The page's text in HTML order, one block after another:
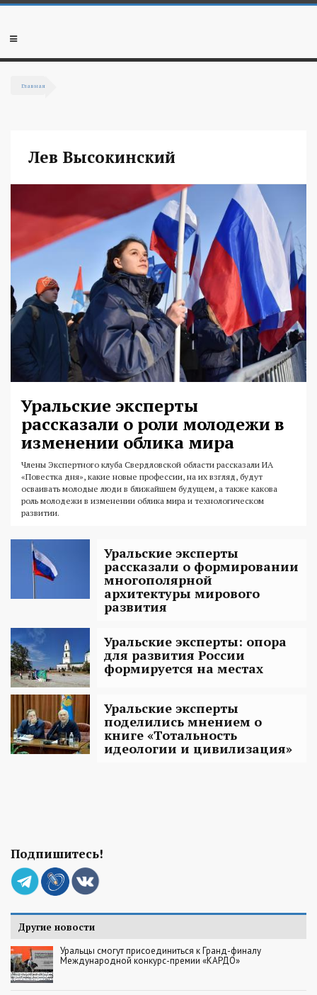
Перейти к основному содержанию
Мобильное
Главная
Лев Высокинский
Уральские эксперты
рассказали о роли молодежи в
изменении облика мира
Члены Экспертного клуба Свердловской области рассказали ИА
«Повестка дня», какие новые профессии, на их взгляд, будут
осваивать молодые люди в ближайшем будущем, а также какова
роль молодежи в изменении облика мира и технологическом
развитии.
Уральские эксперты
рассказали о формировании
многополярной
архитектуры мирового
развития
Уральские эксперты: опора
для развития России
формируется на местах
Уральские эксперты
поделились мнением о
книге «Тотальность
идеологии и цивилизация»
Подпишитесь!
Другие новости
Уральцы смогут присоединиться к Гранд-финалу
Международной конкурс-премии «КАРДО»